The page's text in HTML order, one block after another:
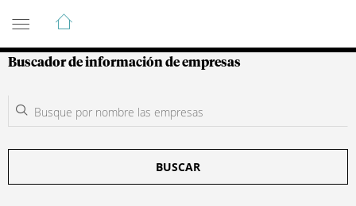
Guía de Empresas Colombianas
Buscador de información de empresas
BUSCAR